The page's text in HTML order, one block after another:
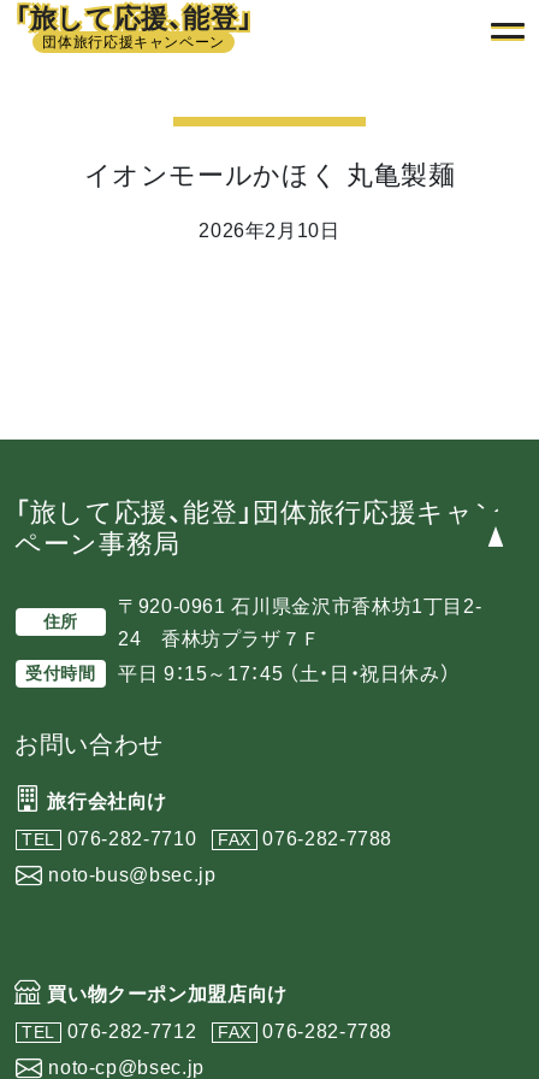
「旅して応援、能登」
団体旅行応援キャンペーン
イオンモールかほく 丸亀製麺
2026年2月10日
「旅して応援、能登」団体旅行応援キャン
ペーン事務局
住所
〒920-0961 石川県金沢市香林坊1丁目2-
24 香林坊プラザ７Ｆ
受付時間 平日 9：15～17：45 （土・日・祝日休み）
お問い合わせ
旅行会社向け
TEL 076-282-7710 FAX
076-282-7788
noto-bus@bsec.jp
買い物クーポン加盟店向け
TEL 076-282-7712 FAX
076-282-7788
noto-cp@bsec.jp